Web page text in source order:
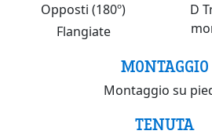
Opposti (180º)
Flangiate
D
MONTAGGIO
Montaggio su
TENUTA